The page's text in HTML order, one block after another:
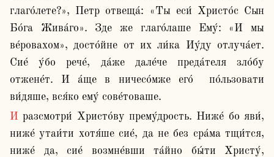
глаго́лете?», Петр отвеща́: «Ты еси́ Христо́с Сын
Бо́га Жива́го». Зде же глаго́лаше Ему́: «И мы
ве́ровахом», досто́йне от их ли́ка Иу́ду отлуча́ет.
Сие́ у́бо рече́, да́же дале́че преда́теля зло́бу
отжене́т. И а́ще в ничесо́мже его́  по́льзовати
ви́дяше, вся́ко ему́ сове́товаше.
И разсмотри́ Христо́ву прему́дрость. Ниже́ бо яви́,
ниже́ утаи́ти хотя́ше сие́, да не без сра́ма тщи́тся,
ниже́ да, сие́ возмне́вши та́йно бы́ти Христу́,